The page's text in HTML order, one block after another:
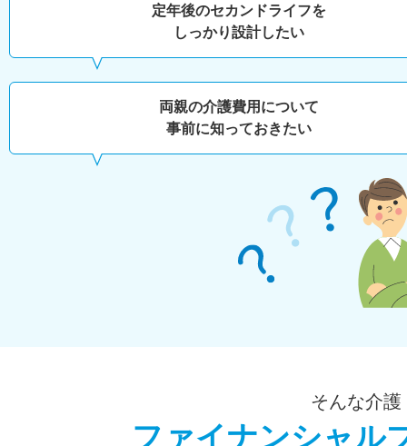
定年後のセカンドライフを
しっかり設計したい
両親の介護費用について
事前に知っておきたい
そんな介
ファイナンシャル